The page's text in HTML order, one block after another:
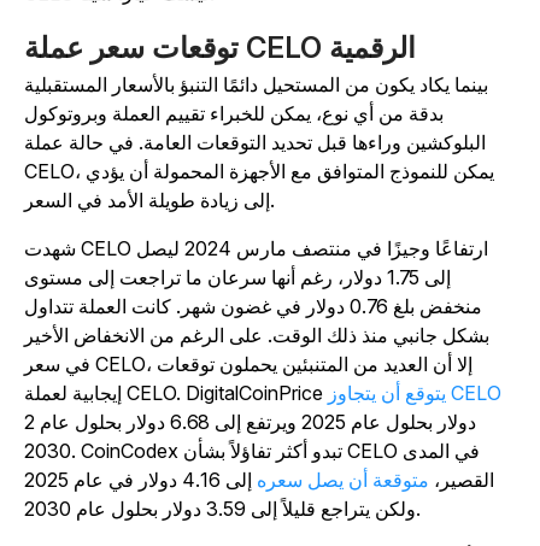
توقعات سعر عملة CELO الرقمية
بينما يكاد يكون من المستحيل دائمًا التنبؤ بالأسعار المستقبلية
بدقة من أي نوع، يمكن للخبراء تقييم العملة وبروتوكول
البلوكشين وراءها قبل تحديد التوقعات العامة. في حالة عملة
CELO، يمكن للنموذج المتوافق مع الأجهزة المحمولة أن يؤدي
شهدت CELO ارتفاعًا وجيزًا في منتصف مارس 2024 ليصل
إلى 1.75 دولار، رغم أنها سرعان ما تراجعت إلى مستوى
منخفض بلغ 0.76 دولار في غضون شهر. كانت العملة تتداول
بشكل جانبي منذ ذلك الوقت. على الرغم من الانخفاض الأخير
في سعر CELO، إلا أن العديد من المتنبئين يحملون توقعات
إيجابية لعملة CELO. DigitalCoinPrice
يتوقع أن يتجاوز CELO
2 دولار بحلول عام 2025 ويرتفع إلى 6.68 دولار بحلول عام
2030. CoinCodex تبدو أكثر تفاؤلاً بشأن CELO في المدى
القصير،متوقعة أن يصل سعره
إلى 4.16 دولار في عام 2025